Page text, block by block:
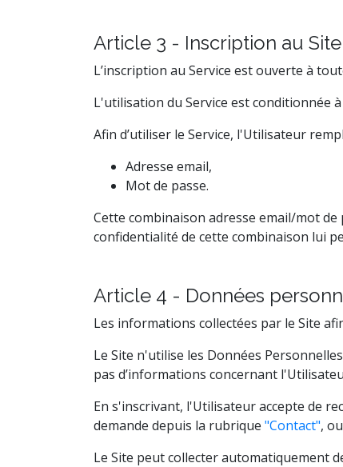
Article 3 - Inscription au Site
L’inscription au Service est ouverte à
L'utilisation du Service est conditionnée
Afin d’utiliser le Service, l'Utilisateur
Adresse email,
Mot de passe.
Cette combinaison adresse email/mot
confidentialité de cette combinaison lui
Article 4 - Données
Les informations collectées par le Site
Le Site n'utilise les Données
pas d’informations concernant
En s'inscrivant, l'Utilisateur accepte de
demande depuis la rubrique "Contact",
Le Site peut collecter automatiquement